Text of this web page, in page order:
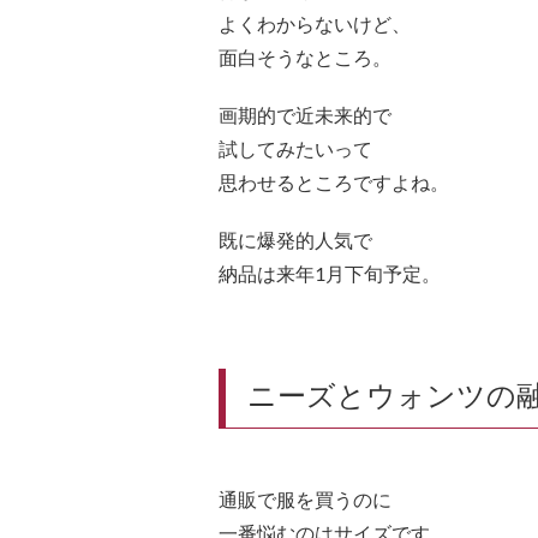
よくわからないけど、
面白そうなところ。
画期的で近未来的で
試してみたいって
思わせるところですよね。
既に爆発的人気で
納品は来年1月下旬予定。
ニーズとウォンツの
通販で服を買うのに
一番悩むのはサイズです。